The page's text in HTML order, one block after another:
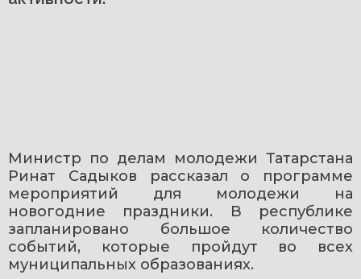
Министр по делам молодежи Татарстана
Ринат Садыков рассказал о программе
мероприятий для молодежи на
новогодние праздники. В республике
запланировано большое количество
событий, которые пройдут во всех
муниципальных образованиях.